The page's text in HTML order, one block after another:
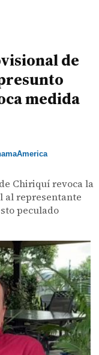
de
medida
Chiriquí revoca la
al representante
peculado